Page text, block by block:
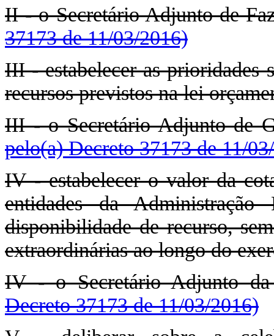
II - o Secretário Adjunto de
37173 de 11/03/2016)
III - estabelecer as prioridades
recursos previstos na lei
III - o Secretário Adjunto de
pelo(a) Decreto 37173 de 11/
IV - estabelecer o valor da
entidades da
disponibilidade de recurso,
extraordinárias ao longo do
IV - o Secretário Adjunto
Decreto 37173 de 11/03/2016)